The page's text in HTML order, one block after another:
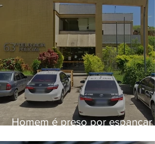
Homem é preso por espancar